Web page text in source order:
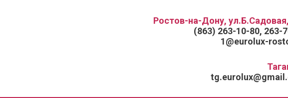
Ростов-на-Дону,
(863) 263-10-80, 263-
1@eurolux-